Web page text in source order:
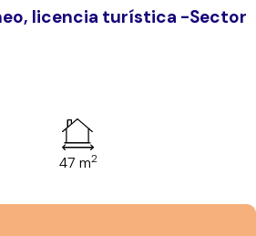
licencia turística -Sector
47 m2